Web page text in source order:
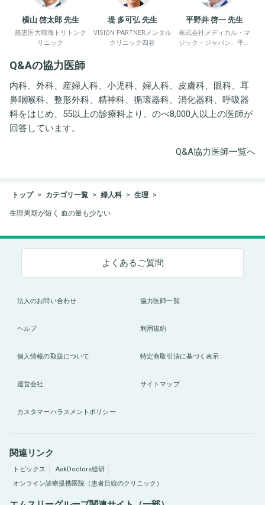
横山 啓太郎 先生
慈恵医大晴海トリトンク
リニック
堤 多可弘 先生
VISION PARTNERメンタル
クリニック四谷
平野井 啓一 先生
株式会社メディカル・マ
ジック・ジャパン、平野
Q&Aの協力医師
内科、外科、産婦人科、小児科、婦人科、皮膚科、眼科、耳
鼻咽喉科、整形外科、精神科、循環器科、消化器科、呼吸器
科をはじめ、55以上の診療科より、のべ8,000人以上の医師が
回答しています。
Q&A協力医師一覧へ
トップ カテゴリ一覧 婦人科 生理
生理周期が短く 血の量も少ない
よくあるご質問
法人のお問い合わせ 協力医師一覧
ヘルプ 利用規約
個人情報の取扱について 特定商取引法に基づく表示
運営会社 サイトマップ
カスタマーハラスメントポリシー
関連リンク
トピックス
AskDoctors総研
オンライン診療提携医院（患者目線のクリニック）